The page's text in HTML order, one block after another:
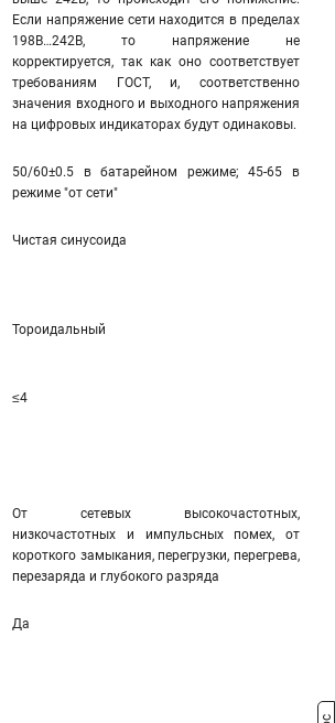
Если напряжение сети находится в пределах
198В…242В, то напряжение не
корректируется, так как оно соответствует
требованиям ГОСТ, и, соответственно
значения входного и выходного напряжения
на цифровых индикаторах будут одинаковы.
50/60±0.5 в батарейном режиме; 45-65 в
режиме "от сети"
Чистая синусоида
Тороидальный
≤4
От сетевых высокочастотных,
низкочастотных и импульсных помех, от
короткого замыкания, перегрузки, перегрева,
перезаряда и глубокого разряда
Да